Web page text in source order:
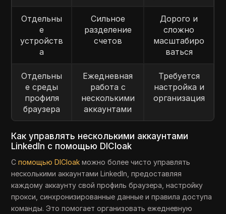
Отдельны
е
устройств
а
Сильное
разделение
счетов
Дорого и
сложно
масштабиро
ваться
Отдельны
е среды
профиля
браузера
Ежедневная
работа с
несколькими
аккаунтами
Требуется
настройка и
организация
Как управлять несколькими аккаунтами
LinkedIn с помощью DICloak
Спомощью DICloak можно более чисто управлять
несколькими аккаунтами LinkedIn, предоставляя
каждому аккаунту свой профиль браузера, настройку
прокси, синхронизированные данные и правила доступа
команды. Это помогает организовать ежедневную